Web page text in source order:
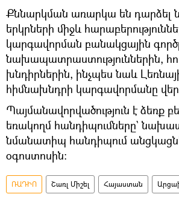
Քննարկման առարկա են դարձել
երկրների միջև
կարգավորման բանակցային
նախապատրաստություններին,
խնդիրներին, ինչպես նաև
հիմնախնդրի կարգավորմանը
Պայմանավորվածություն է ձեռք
եռակողմ հանդիպումները`
նմանատիպ հանդիպում
օգոստոսին:
ՌԱԴԻՈ Շառլ Միշել Հայաստան